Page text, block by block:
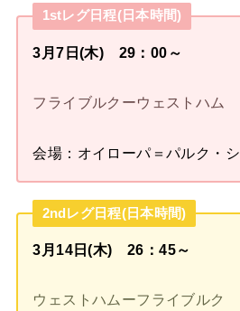
1stレグ日程(日本時間)
3月7日(木) 29：00～
フライブルクーウェストハム
会場：オイローパ＝パルク・
2ndレグ日程(日本時間)
3月14日(木) 26：45～
ウェストハムーフライブルク